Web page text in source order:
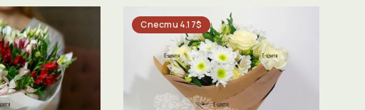
Спести 4.17$